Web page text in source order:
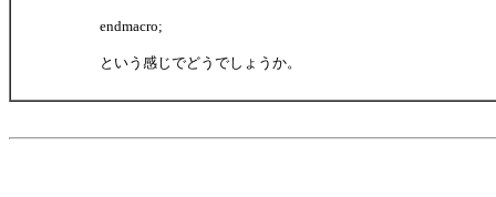
endmacro;
という感じでどうでしょうか。